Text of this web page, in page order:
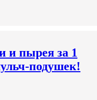
и пырея за 1
подушек!